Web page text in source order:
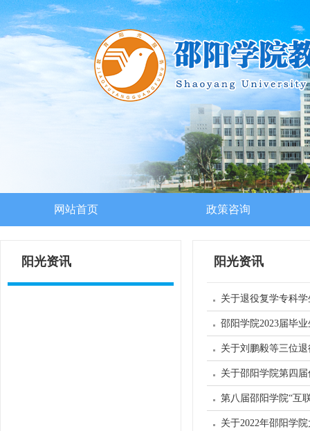
网站首页 政策咨询
阳光资讯 阳光资讯
关于退役复学专科
邵阳学院2023届毕
关于刘鹏毅等三位
关于邵阳学院第四
第八届邵阳学院“互
关于2022年邵阳学